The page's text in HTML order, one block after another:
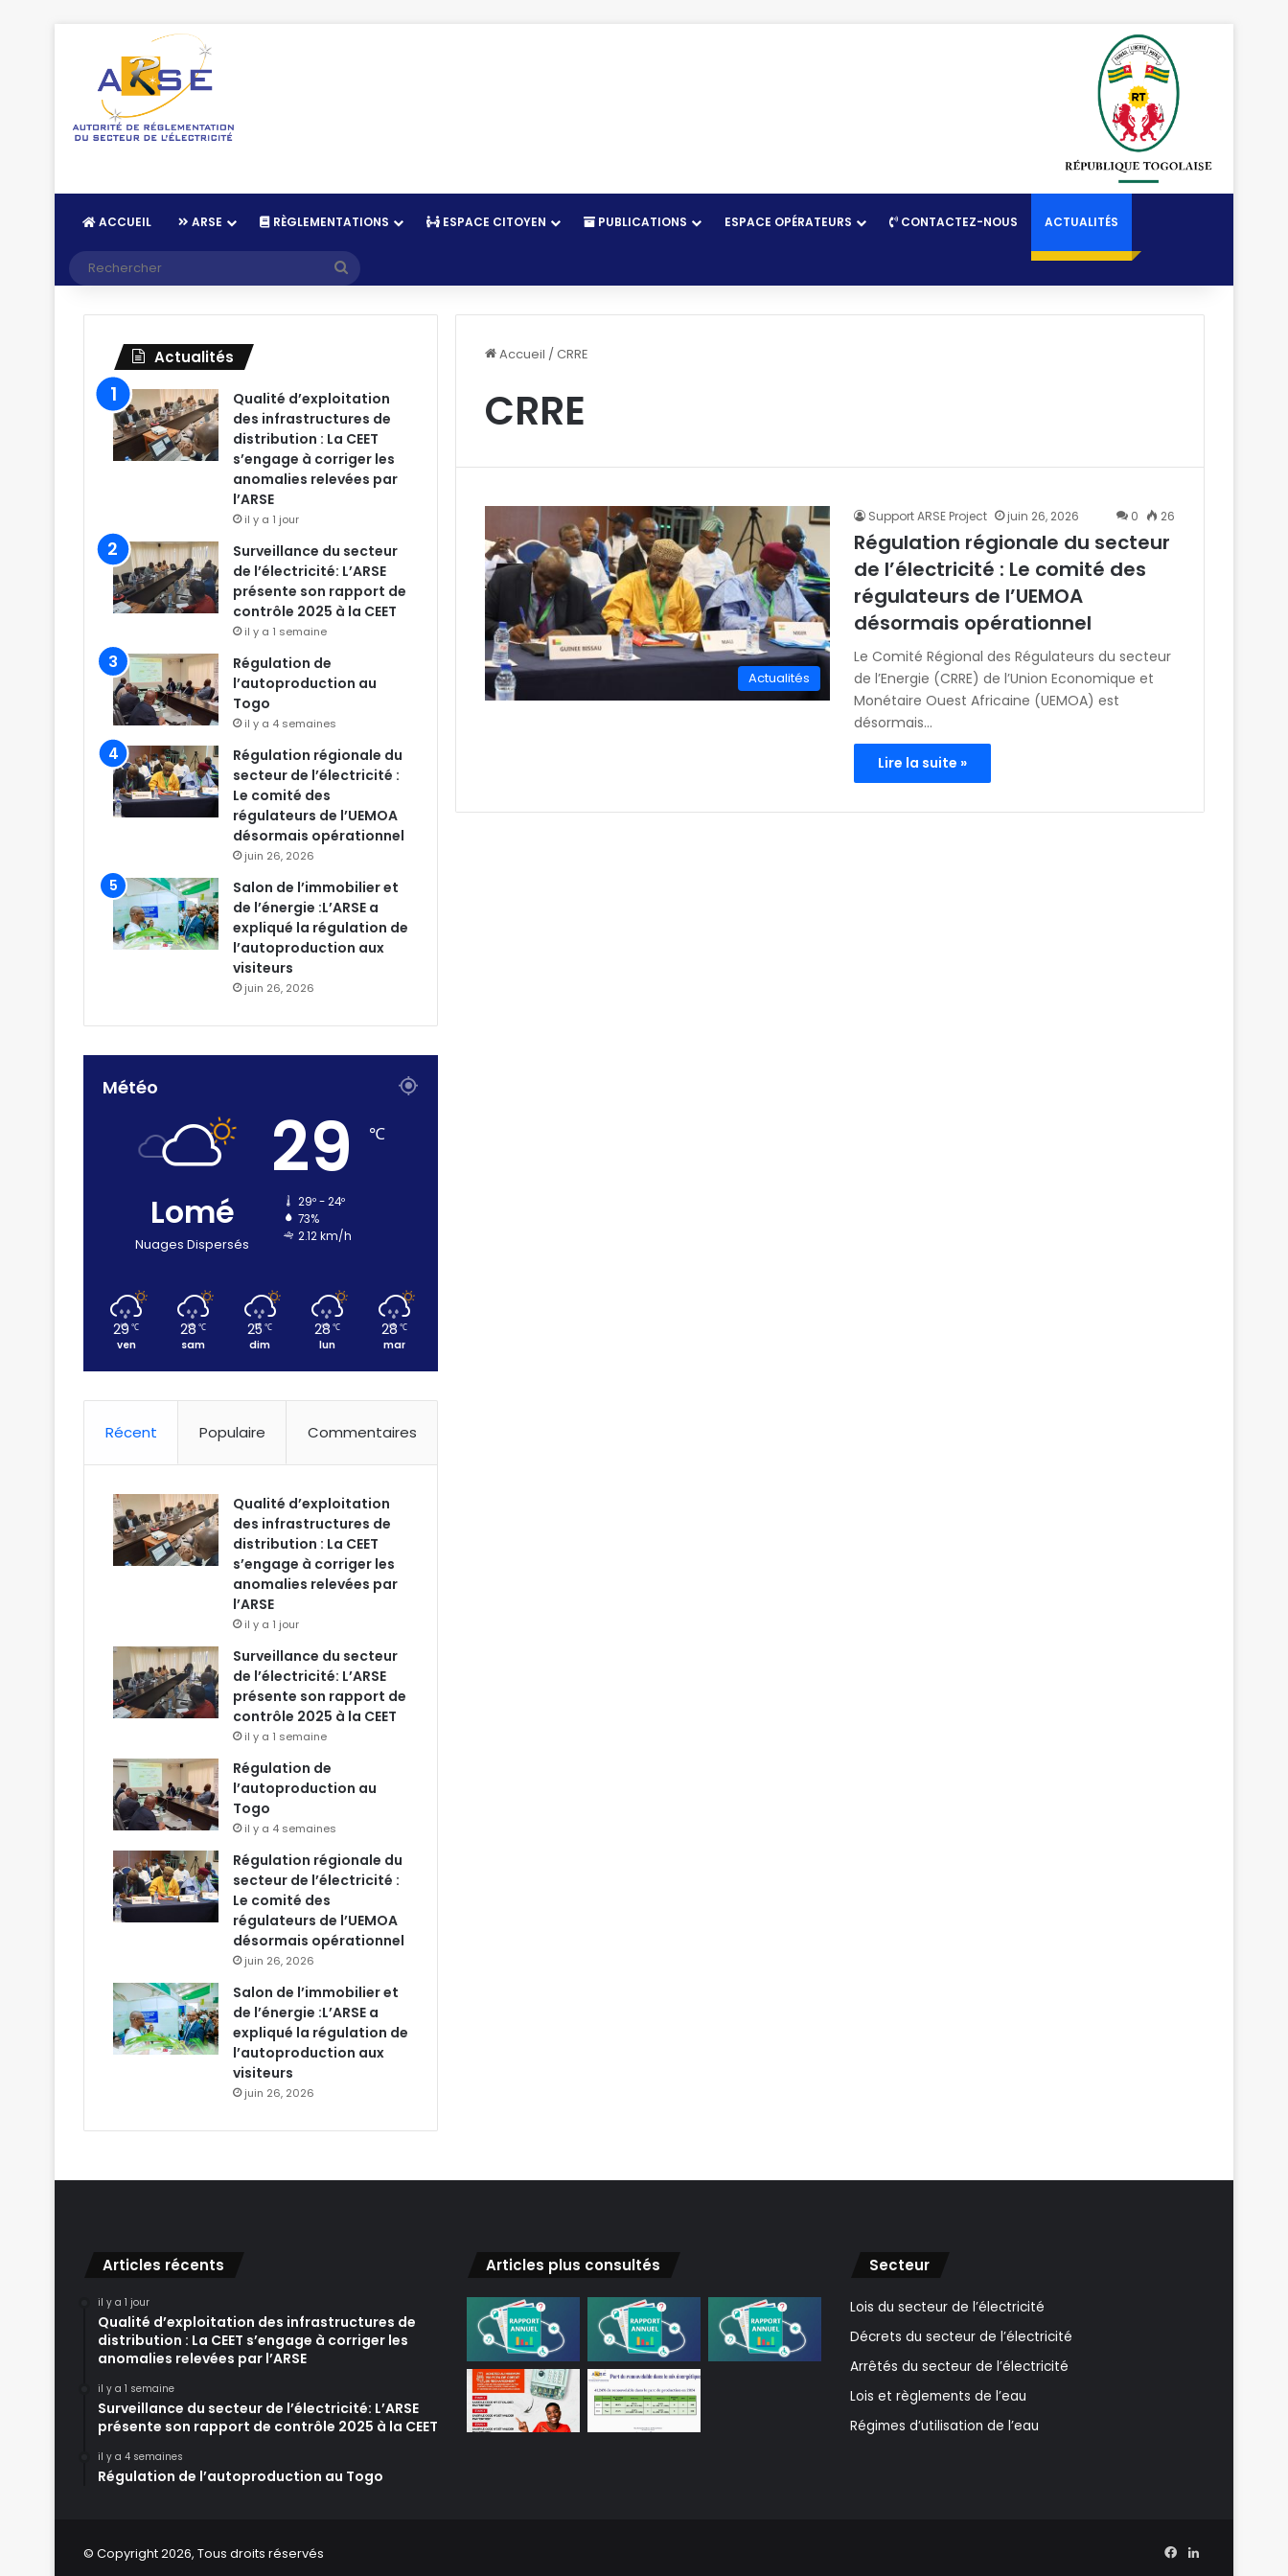
ACCUEIL ARSE RÈGLEMENTATIONS ESPACE CITOYEN PUBLICATIONS ESPACE OPÉRATEURS CONTACTEZ-NOUS ACTUALITÉS
Accueil /CRRE
CRRE
Actualités
Support ARSE Project juin 26, 2026 0 26
Régulation régionale du secteur
de l’électricité : Le comité des
régulateurs de l’UEMOA
désormais opérationnel
Le Comité Régional des Régulateurs du secteur
de l’Energie (CRRE) de l’Union Economique et
Monétaire Ouest Africaine (UEMOA) est
désormais…
Lire la suite »
Actualités
Qualité d’exploitation
des infrastructures de
distribution : La CEET
s’engage à corriger les
anomalies relevées par
l’ARSE
il y a 1 jour
Surveillance du secteur
de l’électricité: L’ARSE
présente son rapport de
contrôle 2025 à la CEET
il y a 1 semaine
Régulation de
l’autoproduction au
Togo
il y a 4 semaines
Régulation régionale du
secteur de l’électricité :
Le comité des
régulateurs de l’UEMOA
désormais opérationnel
juin 26, 2026
Salon de l’immobilier et
de l’énergie :L’ARSE a
expliqué la régulation de
l’autoproduction aux
visiteurs
juin 26, 2026
Météo
Lomé
Nuages Dispersés
29 ℃
29º - 24º
73%
2.12 km/h
29 ℃
ven
28 ℃
sam
25 ℃
dim
28 ℃
lun
28 ℃
mar
Récent Populaire Commentaires
Qualité d’exploitation
des infrastructures de
distribution : La CEET
s’engage à corriger les
anomalies relevées par
l’ARSE
il y a 1 jour
Surveillance du secteur
de l’électricité: L’ARSE
présente son rapport de
contrôle 2025 à la CEET
il y a 1 semaine
Régulation de
l’autoproduction au
Togo
il y a 4 semaines
Régulation régionale du
secteur de l’électricité :
Le comité des
régulateurs de l’UEMOA
désormais opérationnel
juin 26, 2026
Salon de l’immobilier et
de l’énergie :L’ARSE a
expliqué la régulation de
l’autoproduction aux
visiteurs
juin 26, 2026
Articles récents
il y a 1 jour
Qualité d’exploitation des infrastructures de
distribution : La CEET s’engage à corriger les
anomalies relevées par l’ARSE
il y a 1 semaine
Surveillance du secteur de l’électricité: L’ARSE
présente son rapport de contrôle 2025 à la CEET
il y a 4 semaines
Régulation de l’autoproduction au Togo
Articles plus consultés Secteur
Lois du secteur de l’électricité
Décrets du secteur de l’électricité
Arrêtés du secteur de l’électricité
Lois et règlements de l’eau
Régimes d’utilisation de l’eau
© Copyright 2026, Tous droits réservés Facebook
Linkedin